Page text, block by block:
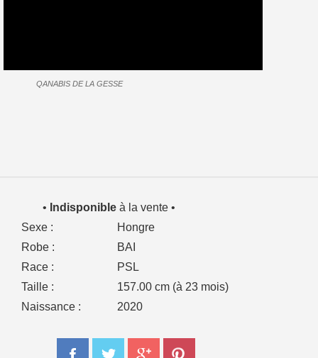
QANABIS DE LA GESSE
• Indisponible à la vente •
Sexe :
Hongre
Robe :
BAI
Race :
PSL
Taille :
157.00 cm (à 23 mois)
Naissance :
2020